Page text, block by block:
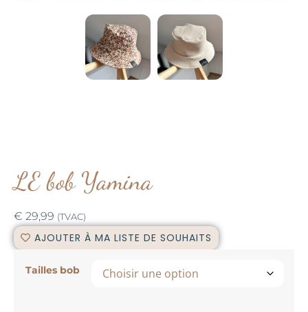
LE bob Yamina
€ 29,99 (TVAC)
AJOUTER À MA LISTE DE SOUHAITS
Tailles bob